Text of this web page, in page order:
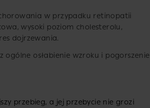
w przypadku retinopatii
wysoki poziom cholesterolu,
dojrzewania.
ogólne osłabienie wzroku i pogorszenie
przebieg, a jej przebycie nie grozi